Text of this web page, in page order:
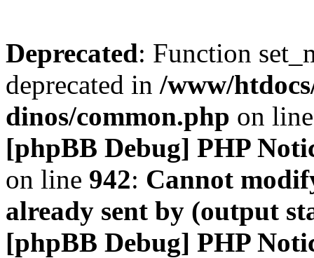
Deprecated: Function
deprecated in /www/
dinos/common.php on
[phpBB Debug] PHP
on line 942: Cannot
already sent by (output
[phpBB Debug] PHP